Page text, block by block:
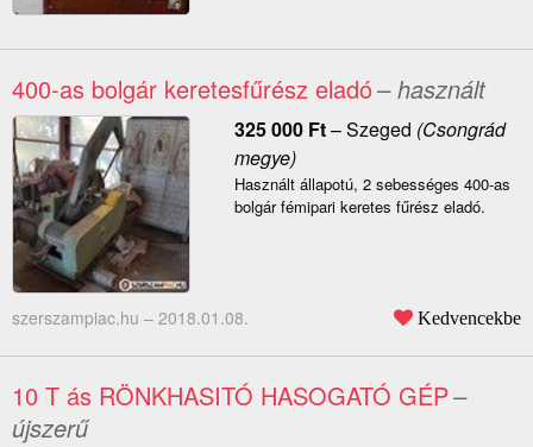
400-as bolgár keretesfűrész eladó– használt
325 000 Ft–Szeged (Csongrád
megye)
Használt állapotú, 2 sebességes 400-as
bolgár fémipari keretes fűrész eladó.
szerszampiac.hu – 2018.01.08. Kedvencekbe
10 T ás RÖNKHASITÓ HASOGATÓ GÉP–
újszerű